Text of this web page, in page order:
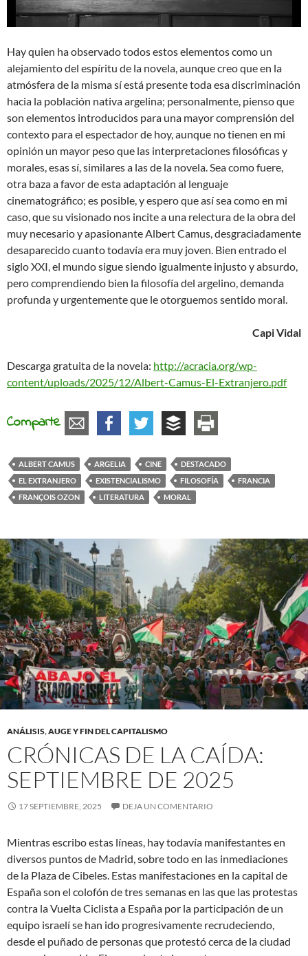
Hay quien ha observado todos estos elementos como un
alejamiento del espíritu de la novela, aunque creo que en la
atmósfera de la misma sí está presente toda esa discriminación
hacia la población nativa argelina; personalmente, pienso que
son elementos introducidos para una mayor comprensión del
contexto para el espectador de hoy, aunque no tienen en mi
opinión un mayor peso que las interpretaciones filosóficas y
morales, esas sí, similares a las de la novela. Sea como fuere,
otra baza a favor de esta adaptación al lenguaje
cinematográfico; es posible, y espero que así sea como en mi
caso, que su visionado nos incite a una relectura de la obra del
muy necesario y apasionante Albert Camus, desgraciadamente
desaparecido cuanto todavía era muy joven. Bien entrado el
siglo XXI, el mundo sigue siendo igualmente injusto y absurdo,
pero comprendiendo bien la filosofía del argelino, demanda
profunda y urgentemente que le otorguemos sentido moral.
Capi Vidal
Descarga gratuita de la novela: http://acracia.org/wp-
content/uploads/2025/12/Albert-Camus-El-Extranjero.pdf
Comparte
ALBERT CAMUS ARGELIA CINE
DESTACADO
EL EXTRANJERO
EXISTENCIALISMO FILOSOFÍA
FRANCIA
FRANÇOIS OZON
LITERATURA MORAL
ANÁLISIS,AUGE Y FIN DEL CAPITALISMO
CRÓNICAS DE LA CAÍDA:
SEPTIEMBRE DE 2025
17 SEPTIEMBRE, 2025 DEJA UN COMENTARIO
Mientras escribo estas líneas, hay todavía manifestantes en
diversos puntos de Madrid, sobre todo en las inmediaciones
de la Plaza de Cibeles. Estas manifestaciones en la capital de
España son el colofón de tres semanas en las que las protestas
contra la Vuelta Ciclista a España por la participación de un
equipo israelí se han ido progresivamente recrudeciendo,
desde el puñado de personas que protestó cerca de la ciudad